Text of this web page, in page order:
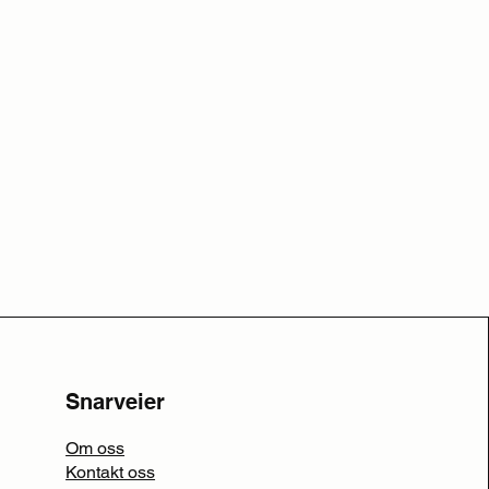
Snarveier
Om oss
Kontakt oss